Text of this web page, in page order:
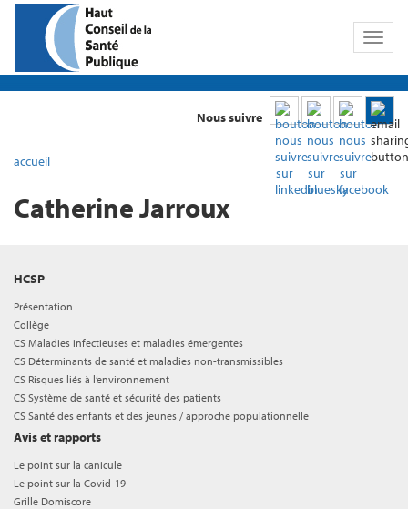
Toggle
Nous suivre
accueil
Catherine Jarroux
HCSP
Présentation
Collège
CS Maladies infectieuses et maladies émergentes
CS Déterminants de santé et maladies non-transmissibles
CS Risques liés à l’environnement
CS Système de santé et sécurité des patients
CS Santé des enfants et des jeunes / approche populationnelle
Avis et rapports
Le point sur la canicule
Le point sur la Covid-19
Grille Domiscore